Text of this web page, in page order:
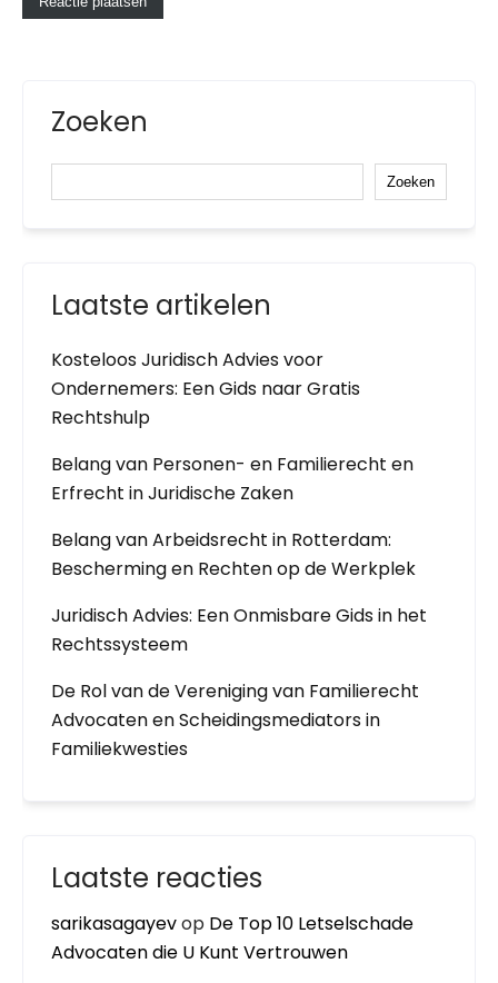
Zoeken
Zoeken
Laatste artikelen
Kosteloos Juridisch Advies voor
Ondernemers: Een Gids naar Gratis
Rechtshulp
Belang van Personen- en Familierecht en
Erfrecht in Juridische Zaken
Belang van Arbeidsrecht in Rotterdam:
Bescherming en Rechten op de Werkplek
Juridisch Advies: Een Onmisbare Gids in het
Rechtssysteem
De Rol van de Vereniging van Familierecht
Advocaten en Scheidingsmediators in
Familiekwesties
Laatste reacties
sarikasagayevop De Top 10 Letselschade
Advocaten die U Kunt Vertrouwen